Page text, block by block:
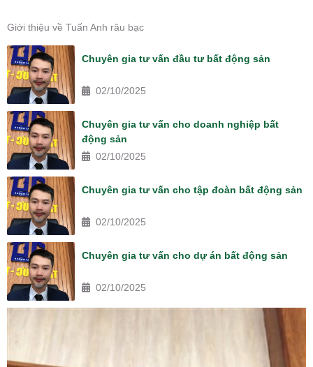
Giới thiệu về Tuấn Anh râu bạc
Chuyên gia tư vấn đầu tư bất động sản
02/10/2025
Chuyên gia tư vấn cho doanh nghiệp bất
động sản
02/10/2025
Chuyên gia tư vấn cho tập đoàn bất động sản
02/10/2025
Chuyên gia tư vấn cho dự án bất động sản
02/10/2025